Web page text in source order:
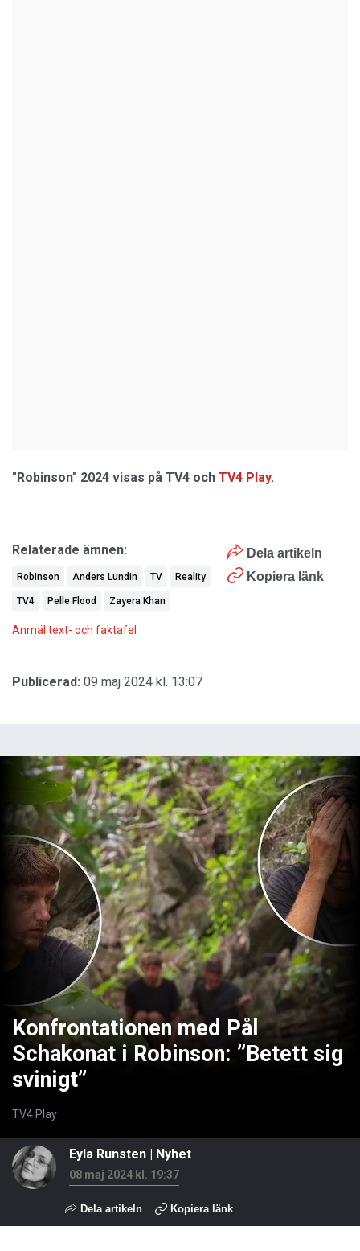
"Robinson" 2024 visas på TV4 och TV4 Play.
Dela artikeln
Kopiera länk
Relaterade ämnen:
Robinson Anders Lundin TV Reality
TV4 Pelle Flood Zayera Khan
Anmäl text- och faktafel
Publicerad: 09 maj 2024 kl. 13:07
Konfrontationen med Pål
Schakonat i Robinson: ”Betett sig
svinigt”
TV4 Play
Eyla Runsten | Nyhet
08 maj 2024 kl. 19:37
Dela artikeln Kopiera länk